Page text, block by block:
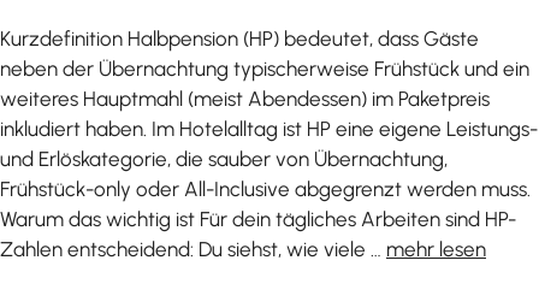
Kurzdefinition Halbpension (HP) bedeutet, dass Gäste
neben der Übernachtung typischerweise Frühstück und ein
weiteres Hauptmahl (meist Abendessen) im Paketpreis
inkludiert haben. Im Hotelalltag ist HP eine eigene Leistungs-
und Erlöskategorie, die sauber von Übernachtung,
Frühstück-only oder All-Inclusive abgegrenzt werden muss.
Warum das wichtig ist Für dein tägliches Arbeiten sind HP-
Zahlen entscheidend: Du siehst, wie viele … mehr lesen